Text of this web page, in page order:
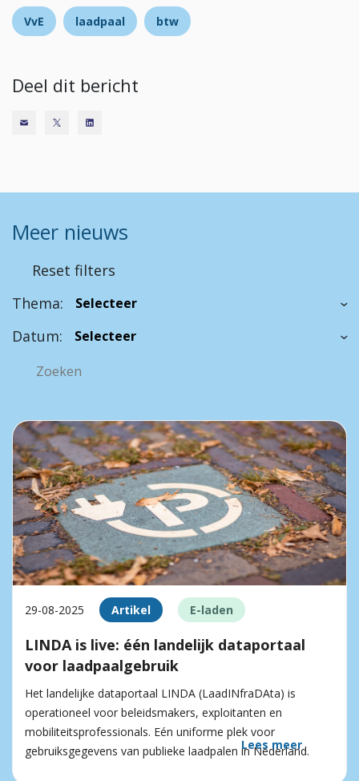
VvE laadpaal btw
Deel dit bericht
Meer nieuws
Reset filters
Thema:
Datum:
29-08-2025 Artikel E-laden
LINDA is live: één landelijk dataportaal
voor laadpaalgebruik
Het landelijke dataportaal LINDA (LaadINfraDAta) is
operationeel voor beleidsmakers, exploitanten en
mobiliteitsprofessionals. Eén uniforme plek voor
gebruiksgegevens van publieke laadpalen in Nederland.
Lees meer